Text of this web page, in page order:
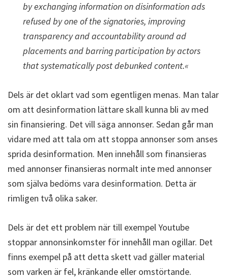
by exchanging information on disinformation ads
refused by one of the signatories, improving
transparency and accountability around ad
placements and barring participation by actors
that systematically post debunked content.«
Dels är det oklart vad som egentligen menas. Man talar
om att desinformation lättare skall kunna bli av med
sin finansiering. Det vill säga annonser. Sedan går man
vidare med att tala om att stoppa annonser som anses
sprida desinformation. Men innehåll som finansieras
med annonser finansieras normalt inte med annonser
som själva bedöms vara desinformation. Detta är
rimligen två olika saker.
Dels är det ett problem när till exempel Youtube
stoppar annonsinkomster för innehåll man ogillar. Det
finns exempel på att detta skett vad gäller material
som varken är fel, kränkande eller omstörtande.